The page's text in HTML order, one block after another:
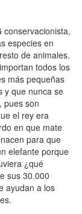
conservacionista,
especies en
de animales.
todos los
más pequeñas
y que nunca se
pues son
el rey era
en que mate
para que
elefante porque
¿qué
sus 30.000
ayudan a los